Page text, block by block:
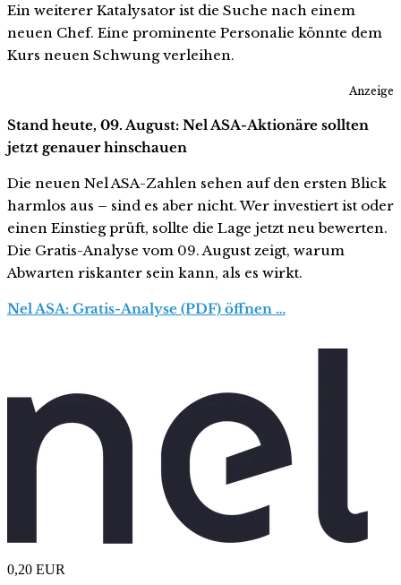
Ein weiterer Katalysator ist die Suche nach einem
neuen Chef. Eine prominente Personalie könnte dem
Kurs neuen Schwung verleihen.
Anzeige
Stand heute, 09. August: Nel ASA-Aktionäre sollten
jetzt genauer hinschauen
Die neuen Nel ASA-Zahlen sehen auf den ersten Blick
harmlos aus – sind es aber nicht. Wer investiert ist oder
einen Einstieg prüft, sollte die Lage jetzt neu bewerten.
Die Gratis-Analyse vom 09. August zeigt, warum
Abwarten riskanter sein kann, als es wirkt.
Nel ASA: Gratis-Analyse (PDF) öffnen …
0,20 EUR